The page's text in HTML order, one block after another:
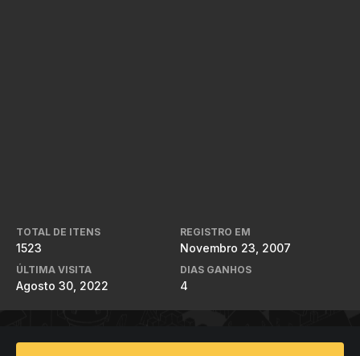
TOTAL DE ITENS
1523
REGISTRO EM
Novembro 23, 2007
ÚLTIMA VISITA
Agosto 30, 2022
DIAS GANHOS
4